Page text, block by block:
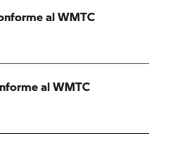
al WMTC
al WMTC